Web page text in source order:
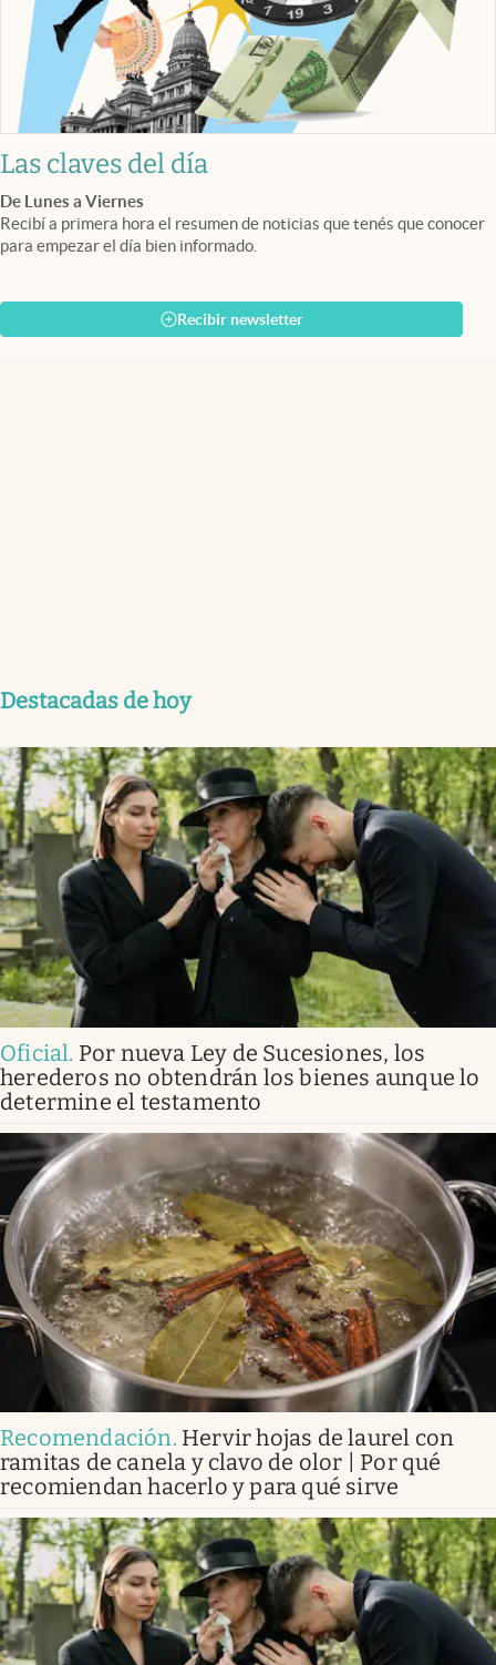
Las claves del día
De Lunes a Viernes
Recibí a primera hora el resumen de noticias que tenés que conocer
para empezar el día bien informado.
Recibir newsletter
Destacadas de hoy
Oficial. Por nueva Ley de Sucesiones, los
herederos no obtendrán los bienes aunque lo
determine el testamento
Recomendación. Hervir hojas de laurel con
ramitas de canela y clavo de olor | Por qué
recomiendan hacerlo y para qué sirve